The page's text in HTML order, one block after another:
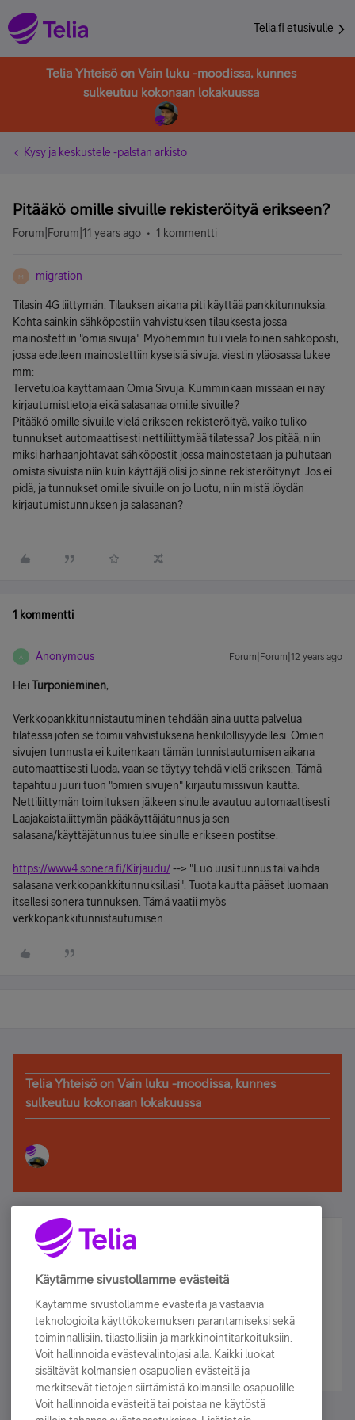
Telia.fi etusivulle
Telia Yhteisö on Vain luku -moodissa, kunnes
sulkeutuu kokonaan lokakuussa
Kysy ja keskustele -palstan arkisto
Pitääkö omille sivuille rekisteröityä erikseen?
Forum|Forum|11 years ago 1 kommentti
M migration
Tilasin 4G liittymän. Tilauksen aikana piti käyttää pankkitunnuksia.
Kohta sainkin sähköpostiin vahvistuksen tilauksesta jossa
mainostettiin "omia sivuja". Myöhemmin tuli vielä toinen sähköposti,
jossa edelleen mainostettiin kyseisiä sivuja. viestin yläosassa lukee
mm:
Tervetuloa käyttämään Omia Sivuja. Kumminkaan missään ei näy
kirjautumistietoja eikä salasanaa omille sivuille?
Pitääkö omille sivuille vielä erikseen rekisteröityä, vaiko tuliko
tunnukset automaattisesti nettiliittymää tilatessa? Jos pitää, niin
miksi harhaanjohtavat sähköpostit jossa mainostetaan ja puhutaan
omista sivuista niin kuin käyttäjä olisi jo sinne rekisteröitynyt. Jos ei
pidä, ja tunnukset omille sivuille on jo luotu, niin mistä löydän
kirjautumistunnuksen ja salasanan?
1 kommentti
A Anonymous Forum|Forum|12 years ago
HeiTurponieminen,
Verkkopankkitunnistautuminen tehdään aina uutta palvelua
tilatessa joten se toimii vahvistuksena henkilöllisyydellesi. Omien
sivujen tunnusta ei kuitenkaan tämän tunnistautumisen aikana
automaattisesti luoda, vaan se täytyy tehdä vielä erikseen. Tämä
tapahtuu juuri tuon "omien sivujen" kirjautumissivun kautta.
Nettiliittymän toimituksen jälkeen sinulle avautuu automaattisesti
Laajakaistaliittymän pääkäyttäjätunnus ja sen
salasana/käyttäjätunnus tulee sinulle erikseen postitse.
https://www4.sonera.fi/Kirjaudu/--> "Luo uusi tunnus tai vaihda
salasana verkkopankkitunnuksillasi". Tuota kautta pääset luomaan
itsellesi sonera tunnuksen. Tämä vaatii myös
verkkopankkitunnistautumisen.
Telia Yhteisö on Vain luku -moodissa, kunnes
sulkeutuu kokonaan lokakuussa
Älä jää paitsi – osallistu ja voita!
Tilaa Telian uutiskirje ja olet mukana arvonnassa.
sähköpostiisi.
Tilaa nyt
Käytämme sivustollamme evästeitä
Käytämme sivustollamme evästeitä ja vastaavia
teknologioita käyttökokemuksen parantamiseksi sekä
toiminnallisiin, tilastollisiin ja markkinointitarkoituksiin.
Voit hallinnoida evästevalintojasi alla. Kaikki luokat
sisältävät kolmansien osapuolien evästeitä ja
merkitsevät tietojen siirtämistä kolmansille osapuolille.
Voit hallinnoida evästeitä tai poistaa ne käytöstä